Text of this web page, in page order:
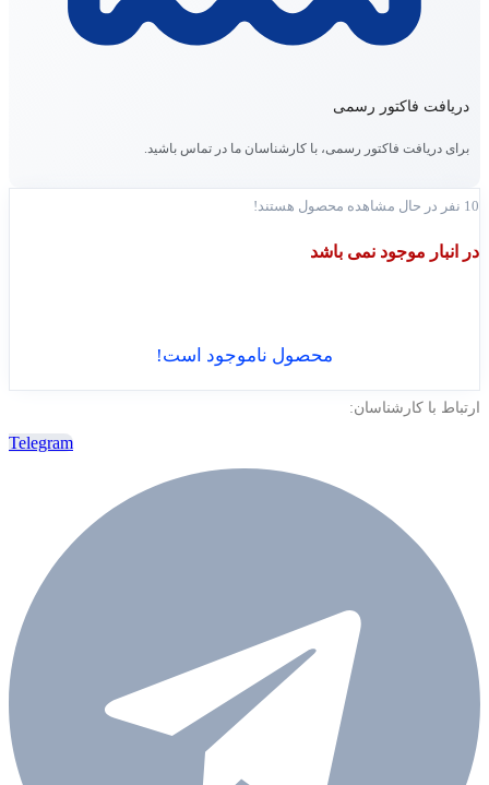
دریافت فاکتور رسمی
برای دریافت فاکتور رسمی، با کارشناسان ما در تماس باشید.
10 نفر در حال مشاهده محصول هستند!
در انبار موجود نمی باشد
محصول ناموجود است!
ارتباط با کارشناسان:
Telegram